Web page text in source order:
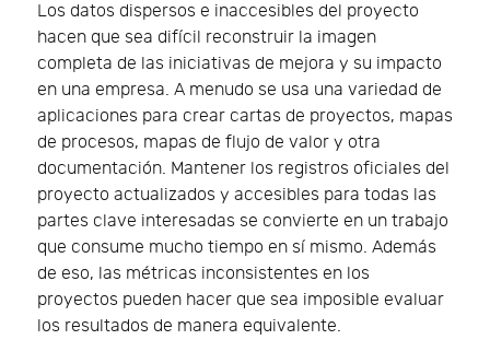
Los datos dispersos e inaccesibles del proyecto
hacen que sea difícil reconstruir la imagen
completa de las iniciativas de mejora y su impacto
en una empresa. A menudo se usa una variedad de
aplicaciones para crear cartas de proyectos, mapas
de procesos, mapas de flujo de valor y otra
documentación. Mantener los registros oficiales del
proyecto actualizados y accesibles para todas las
partes clave interesadas se convierte en un trabajo
que consume mucho tiempo en sí mismo. Además
de eso, las métricas inconsistentes en los
proyectos pueden hacer que sea imposible evaluar
los resultados de manera equivalente.